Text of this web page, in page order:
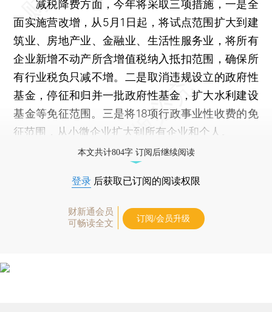
减税降费方面，今年将采取三项措施，一是全
面实施营改增，从5月1日起，将试点范围扩大到建
筑业、房地产业、金融业、生活性服务业，将所有
企业新增不动产所含增值税纳入抵扣范围，确保所
有行业税负只减不增。二是取消违规设立的政府性
基金，停征和归并一批政府性基金，扩大水利建设
基金等免征范围。三是将18项行政事业性收费的免
征范围，从小微企业扩大到所有企业和个人。
本文共计804字 订阅后继续阅读
登录 后获取已订阅的阅读权限
财新通会员
可畅读全文
订阅/会员升级